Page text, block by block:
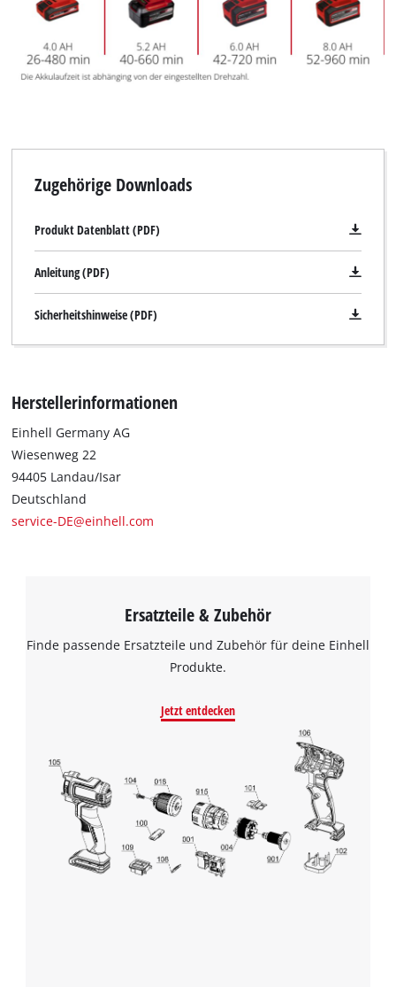
Zugehörige Downloads
Produkt Datenblatt (PDF)
Anleitung (PDF)
Sicherheitshinweise (PDF)
Herstellerinformationen
Einhell Germany AG
Wiesenweg 22
94405 Landau/Isar
Deutschland
service-DE@einhell.com
Ersatzteile & Zubehör
Finde passende Ersatzteile und Zubehör für deine Einhell
Produkte.
Jetzt entdecken